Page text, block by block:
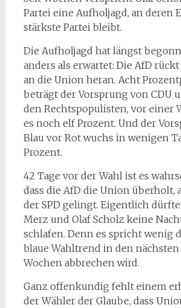
Partei eine Aufholjagd, an deren
stärkste Partei bleibt.
Die Aufholjagd hat längst
anders als erwartet: Die AfD
an die Union heran. Acht
beträgt der Vorsprung von CDU
den Rechtspopulisten, vor einer
es noch elf Prozent. Und der
Blau vor Rot wuchs in wenigen
Prozent.
42 Tage vor der Wahl ist es
dass die AfD die Union überholt,
der SPD gelingt. Eigentlich
Merz und Olaf Scholz keine
schlafen. Denn es spricht wenig
blaue Wahltrend in den
Wochen abbrechen wird.
Ganz offenkundig fehlt einem
der Wähler der Glaube, dass